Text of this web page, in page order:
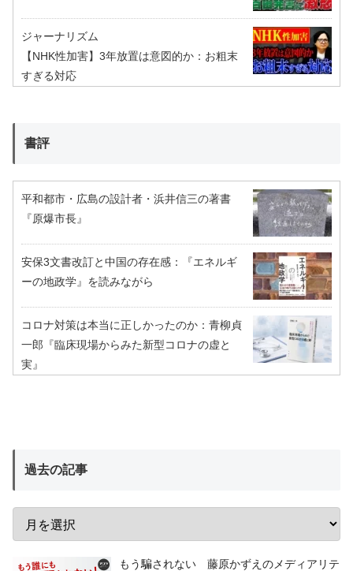
ジャーナリズム
【NHK性加害】3年放置は意図的か：お粗末
すぎる対応
書評
平和都市・広島の設計者・浜井信三の著書
『原爆市長』
安保3文書改訂と中国の存在感：『エネルギ
ーの地政学』を読みながら
コロナ対策は本当に正しかったのか：青柳貞
一郎『臨床現場からみた新型コロナの虚と
実』
過去の記事
もう騙されない 藤原かずえのメディアリテ